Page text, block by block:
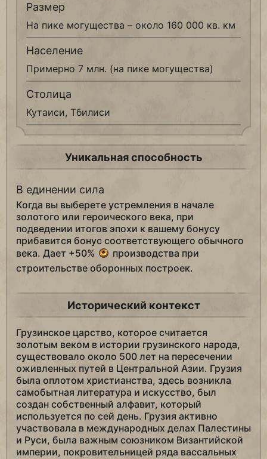
Размер
На пике могущества – около 160 000 кв. км
Население
Примерно 7 млн. (на пике могущества)
Столица
Кутаиси, Тбилиси
Уникальная способность
В единении сила
Когда вы выберете устремления в начале
золотого или героического века, при
подведении итогов эпохи к вашему бонусу
прибавится бонус соответствующего обычного
века. Дает +50%
производства при
строительстве оборонных построек.
Исторический контекст
Грузинское царство, которое считается
золотым веком в истории грузинского народа,
существовало около 500 лет на пересечении
оживленных путей в Центральной Азии. Грузия
была оплотом христианства, здесь возникла
самобытная литература и искусство, был
создан собственный алфавит, который
используется по сей день. Грузия активно
участвовала в международных делах Палестины
и Руси, была важным союзником Византийской
империи, покровительницей ряда вассальных